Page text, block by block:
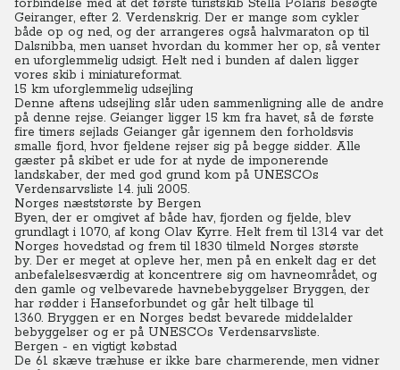
forbindelse med at det første turistskib Stella Polaris besøgte
Geiranger, efter 2. Verdenskrig. Der er mange som cykler
både op og ned, og der arrangeres også halvmaraton op til
Dalsnibba, men uanset hvordan du kommer her op, så venter
en uforglemmelig udsigt. Helt ned i bunden af dalen ligger
vores skib i miniatureformat.
15 km uforglemmelig udsejling
Denne aftens udsejling slår uden sammenligning alle de andre
på denne rejse. Geianger ligger 15 km fra havet, så de første
fire timers sejlads Geianger går igennem den forholdsvis
smalle fjord, hvor fjeldene rejser sig på begge sidder. Alle
gæster på skibet er ude for at nyde de imponerende
landskaber, der med god grund kom på UNESCOs
Verdensarvsliste 14. juli 2005.
Norges næststørste by Bergen
Byen, der er omgivet af både hav, fjorden og fjelde, blev
grundlagt i 1070, af kong Olav Kyrre. Helt frem til 1314 var det
Norges hovedstad og frem til 1830 tilmeld Norges største
by. Der er meget at opleve her, men på en enkelt dag er det
anbefalelsesværdig at koncentrere sig om havneområdet, og
den gamle og velbevarede havnebebyggelser Bryggen, der
har rødder i Hanseforbundet og går helt tilbage til
1360. Bryggen er en Norges bedst bevarede middelalder
bebyggelser og er på UNESCOs Verdensarvsliste.
Bergen - en vigtigt købstad
De 61 skæve træhuse er ikke bare charmerende, men vidner